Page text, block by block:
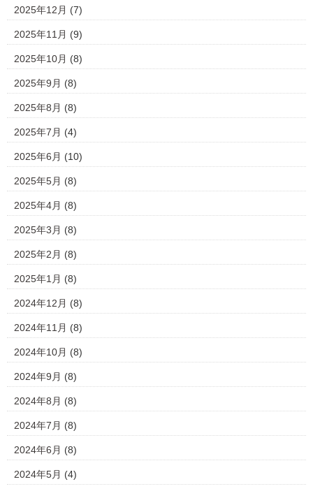
2025年12月 (7)
2025年11月 (9)
2025年10月 (8)
2025年9月 (8)
2025年8月 (8)
2025年7月 (4)
2025年6月 (10)
2025年5月 (8)
2025年4月 (8)
2025年3月 (8)
2025年2月 (8)
2025年1月 (8)
2024年12月 (8)
2024年11月 (8)
2024年10月 (8)
2024年9月 (8)
2024年8月 (8)
2024年7月 (8)
2024年6月 (8)
2024年5月 (4)